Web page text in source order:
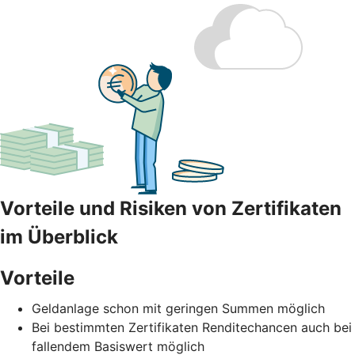
Vorteile und Risiken von Zertifikaten
im Überblick
Vorteile
Geldanlage schon mit geringen Summen möglich
Bei bestimmten Zertifikaten Renditechancen auch bei
fallendem Basiswert möglich